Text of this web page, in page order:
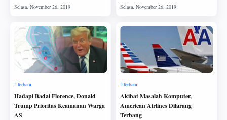
Hadapi Badai Florence, Donald
Trump Prioritas Keamanan Warga
AS
Akibat Masalah Komputer,
American Airlines Dilarang
Terbang